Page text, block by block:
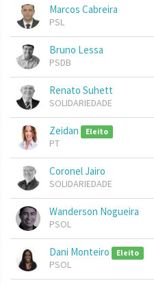
Marcos Cabreira
PSL
Bruno Lessa
PSDB
Renato Suhett
SOLIDARIEDADE
Zeidan Eleito
PT
Coronel Jairo
SOLIDARIEDADE
Wanderson Nogueira
PSOL
Dani Monteiro Eleito
PSOL